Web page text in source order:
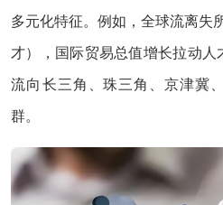
多元化‌特征。例如，全球流离失
才），国际贸易总值增长拉动人
流向‌长三角、珠三角、京津冀
群‌。